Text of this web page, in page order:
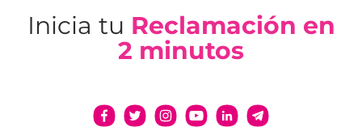
Inicia tu Reclamación en
2 minutos